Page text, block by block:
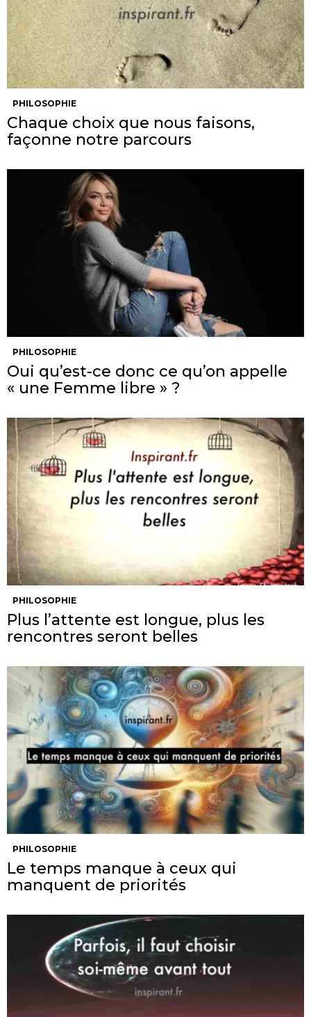
PHILOSOPHIE
Chaque choix que nous faisons,
façonne notre parcours
PHILOSOPHIE
Oui qu’est-ce donc ce qu’on appelle
« une Femme libre » ?
PHILOSOPHIE
Plus l’attente est longue, plus les
rencontres seront belles
PHILOSOPHIE
Le temps manque à ceux qui
manquent de priorités